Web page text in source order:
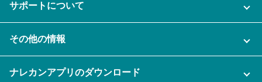
ご利用企業様の声
セキュリティ
サポートについて
充実サポート
その他の情報
ナレカンアプリのダウンロード